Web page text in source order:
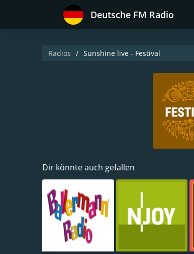
Deutsche FM Radio
Radios Sunshine live - Festival
Dir könnte auch gefallen